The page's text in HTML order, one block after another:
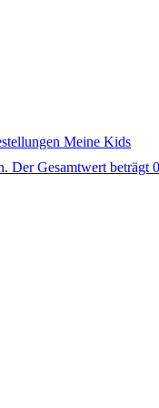
Meine Kids
Der Gesamtwert beträgt